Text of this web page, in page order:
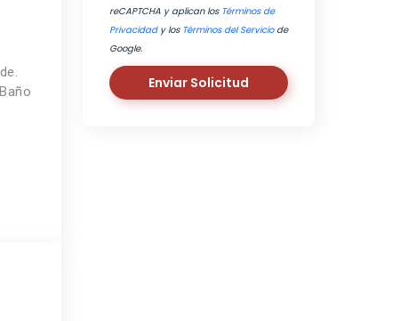
reCAPTCHA y aplican los Términos de
Privacidady los Términos del Serviciode
Google.
Enviar Solicitud